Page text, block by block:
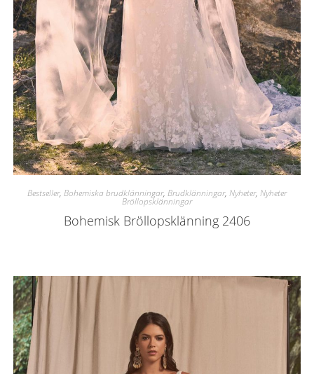
Bestseller, Bohemiska brudklänningar, Brudklänningar, Nyheter, Nyheter
Bröllopsklänningar
Bohemisk Bröllopsklänning 2406